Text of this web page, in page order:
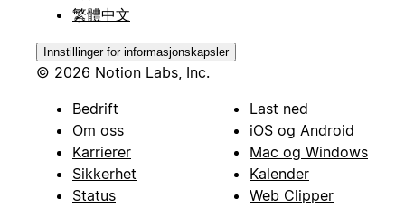
繁體中文
Innstillinger for informasjonskapsler
© 2026 Notion Labs, Inc.
Bedrift
Om oss
Karrierer
Sikkerhet
Status
Last ned
iOS og Android
Mac og Windows
Kalender
Web Clipper